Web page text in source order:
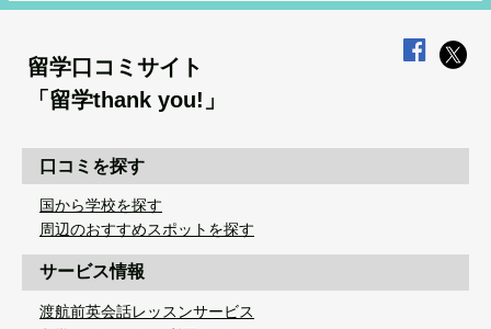
留学口コミサイト
「留学thank you!」
口コミを探す
国から学校を探す
周辺のおすすめスポットを探す
サービス情報
渡航前英会話レッスンサービス